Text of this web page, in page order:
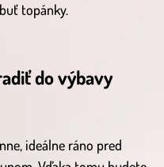
topánky.
do výbavy
ideálne ráno pred